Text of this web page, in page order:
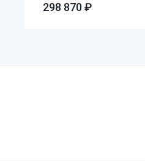
298 870 ₽